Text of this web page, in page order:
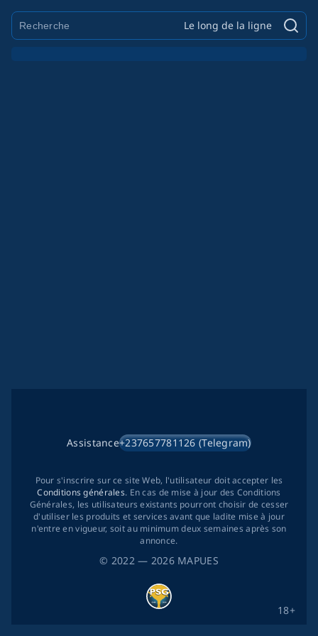
Le long de la ligne
© 2022— 2026 MAPUES
Assistance+237657781126 (Telegram)
18+
Pour s'inscrire sur ce site Web, l'utilisateur doit accepter les
Conditions générales. En cas de mise à jour des Conditions
Générales, les utilisateurs existants pourront choisir de cesser
d'utiliser les produits et services avant que ladite mise à jour
n'entre en vigueur, soit au minimum deux semaines après son
annonce.